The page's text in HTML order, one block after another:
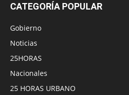
CATEGORÍA POPULAR
Gobierno
Noticias
25HORAS
Nacionales
25 HORAS URBANO